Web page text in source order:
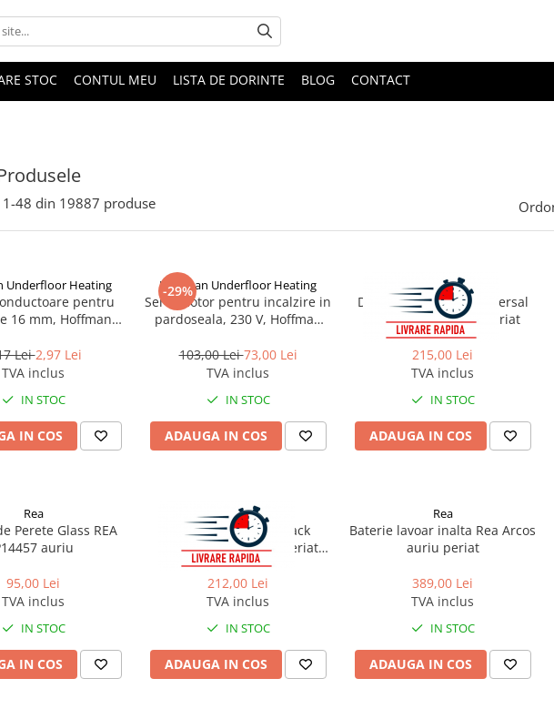
STOC CONTUL MEU LISTA DE DORINTE BLOG CONTACT
1-48 din 19887 produse
Underfloor Heating
pentru
16 mm, Hoffman
Lei2,97 Lei
TVA inclus
IN STOC
IN COS
-29%
Hoffman Underfloor Heating
Servomotor pentru incalzire in
pardoseala, 230 V, Hoffman
103,00 Lei73,00 Lei
TVA inclus
IN STOC
ADAUGA IN COS
Rea
Dop pentru lavoar universal
clic-clac Rea cupru periat
215,00 Lei
TVA inclus
IN STOC
ADAUGA IN COS
Rea
Perete Glass REA
auriu
95,00 Lei
TVA inclus
IN STOC
IN COS
Rea
Ventil lavoar Click-Clack
universal auriu mat/periat
Rea
212,00 Lei
TVA inclus
IN STOC
ADAUGA IN COS
Rea
Baterie lavoar inalta Rea Arcos
auriu periat
389,00 Lei
TVA inclus
IN STOC
ADAUGA IN COS